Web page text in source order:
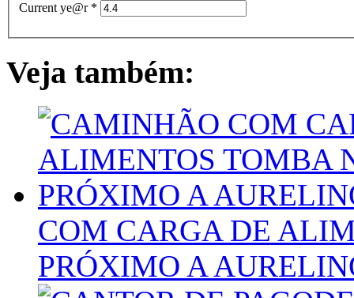
Current ye@r *
Veja também:
COM CARGA DE
PRÓXIMO A